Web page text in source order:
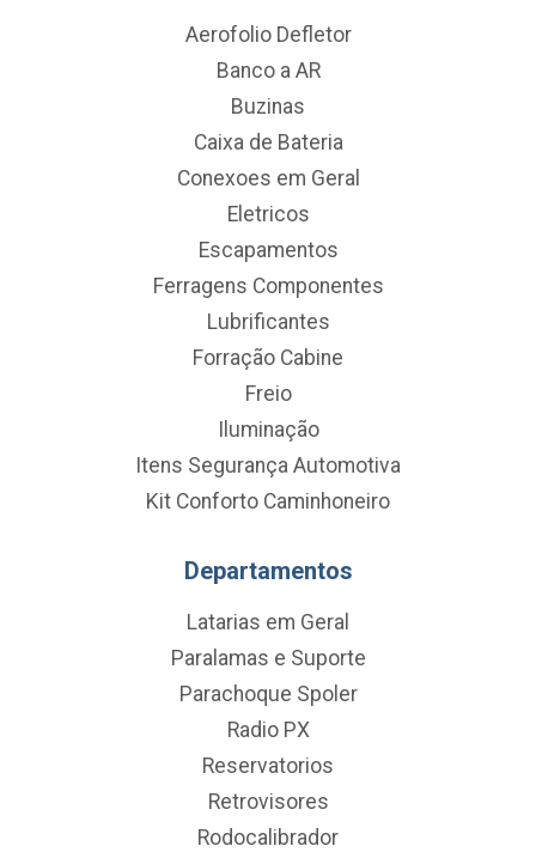
Aerofolio Defletor
Banco a AR
Buzinas
Caixa de Bateria
Conexoes em Geral
Eletricos
Escapamentos
Ferragens Componentes
Lubrificantes
Forração Cabine
Freio
Iluminação
Itens Segurança Automotiva
Kit Conforto Caminhoneiro
Departamentos
Latarias em Geral
Paralamas e Suporte
Parachoque Spoler
Radio PX
Reservatorios
Retrovisores
Rodocalibrador